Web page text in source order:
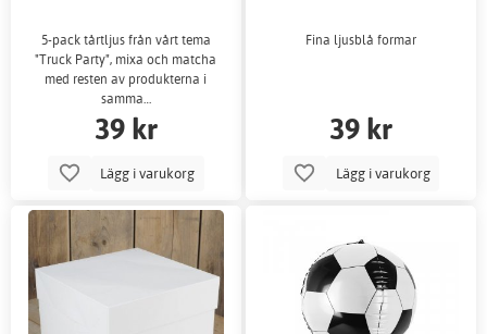
5-pack tårtljus från vårt tema
"Truck Party", mixa och matcha
med resten av produkterna i
samma…
39 kr
Lägg i varukorg
Fina ljusblå formar
39 kr
Lägg i varukorg